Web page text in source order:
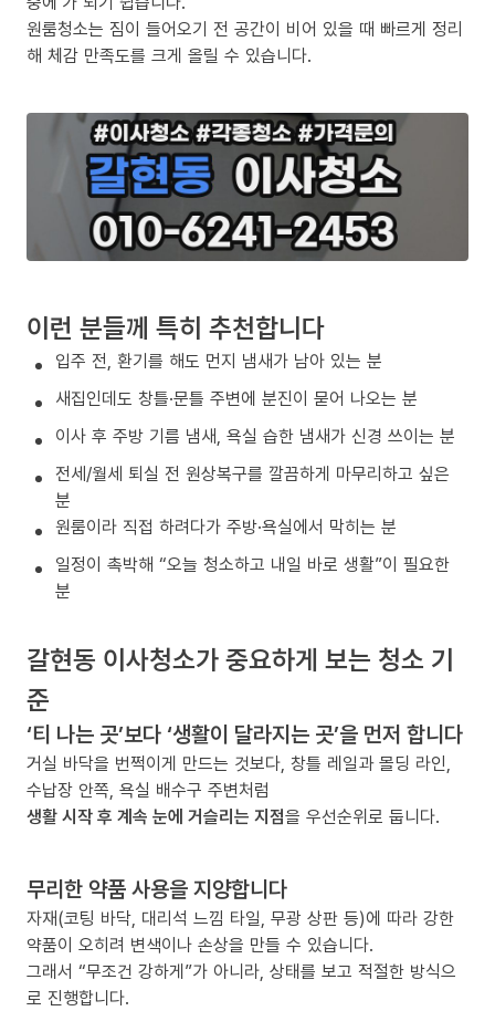
원룸청소는 짐이 들어오기 전 공간이 비어 있을 때 빠르게 정리
해 체감 만족도를 크게 올릴 수 있습니다.
이런 분들께 특히 추천합니다
입주 전, 환기를 해도 먼지 냄새가 남아 있는 분
새집인데도 창틀·문틀 주변에 분진이 묻어 나오는 분
이사 후 주방 기름 냄새, 욕실 습한 냄새가 신경 쓰이는 분
전세/월세 퇴실 전 원상복구를 깔끔하게 마무리하고 싶은
분
원룸이라 직접 하려다가 주방·욕실에서 막히는 분
일정이 촉박해 “오늘 청소하고 내일 바로 생활”이 필요한
분
갈현동 이사청소가 중요하게 보는 청소 기
준
‘티 나는 곳’보다 ‘생활이 달라지는 곳’을 먼저 합니다
거실 바닥을 번쩍이게 만드는 것보다, 창틀 레일과 몰딩 라인,
수납장 안쪽, 욕실 배수구 주변처럼
생활 시작 후 계속 눈에 거슬리는 지점을 우선순위로 둡니다.
무리한 약품 사용을 지양합니다
자재(코팅 바닥, 대리석 느낌 타일, 무광 상판 등)에 따라 강한
약품이 오히려 변색이나 손상을 만들 수 있습니다.
그래서 “무조건 강하게”가 아니라, 상태를 보고 적절한 방식으
로 진행합니다.